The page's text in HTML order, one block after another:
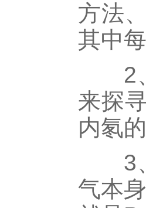
方法
其中
2、
来探
内氡
3、
气本